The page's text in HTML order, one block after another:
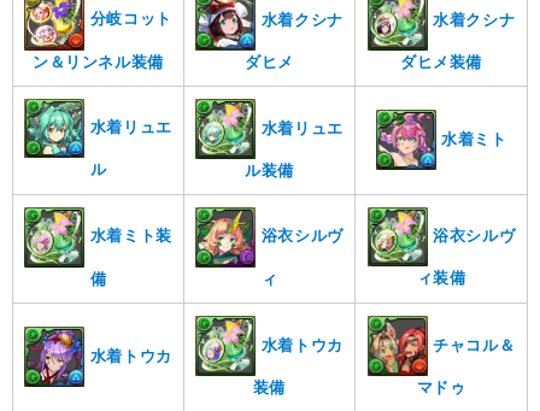
分岐コット
ン＆リンネル装備
水着クシナ
ダヒメ
水着クシナ
ダヒメ装備
水着リュエ
ル
水着リュエ
ル装備
水着ミト
水着ミト装
備
浴衣シルヴ
ィ
浴衣シルヴ
ィ装備
水着トウカ
水着トウカ
装備
チャコル＆
マドゥ